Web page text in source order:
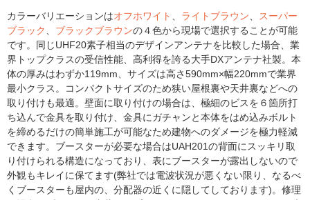
カラーバリエーションはオフホワイト ライトブラウン
スーパー
ブラック
ブラックブラウンの４色から現場で選択することが可能
です。同じUHF20素子相当のデザインアンテナを比較した場合、業
界トップクラスの受信性能、高利得を誇る大手DXアンテナ社製。本
体の厚みはわずか119mm、サイズは高さ590mm×幅220mmで業界
最小クラス。コンパクトサイズのため狭い屋根裏や天井裏などへの
取り付けも最適。壁面に取り付けの場合は、極細のビスを６箇所打
ち込んで金具を取り付け、金具にガチャンと本体をはめ込みボルト
を締めるだけの簡単施工が可能なため建物へのダメージを極力軽減
できます。ブースターが必要な場合はUAH201の背面にスッキリ取
り付けられる構造になっており、表にブースターが露出しないので
外観もキレイに保てます(弊社では電波状況が悪くない限り、なるべ
くブースターも屋内の、分配器の近くに隠してしております)。修理